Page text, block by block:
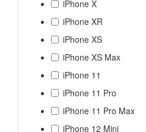
iPhone X
iPhone XR
iPhone XS
iPhone XS Max
iPhone 11
iPhone 11 Pro
iPhone 11 Pro Max
iPhone 12 Mini